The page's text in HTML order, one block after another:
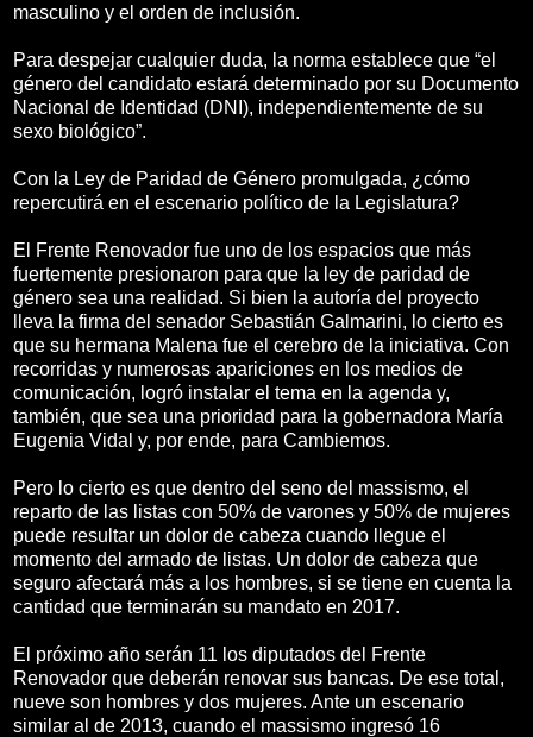
masculino y el orden de inclusión.
Para despejar cualquier duda, la norma establece que “el
género del candidato estará determinado por su Documento
Nacional de Identidad (DNI), independientemente de su
sexo biológico”.
Con la Ley de Paridad de Género promulgada, ¿cómo
repercutirá en el escenario político de la Legislatura?
El Frente Renovador fue uno de los espacios que más
fuertemente presionaron para que la ley de paridad de
género sea una realidad. Si bien la autoría del proyecto
lleva la firma del senador Sebastián Galmarini, lo cierto es
que su hermana Malena fue el cerebro de la iniciativa. Con
recorridas y numerosas apariciones en los medios de
comunicación, logró instalar el tema en la agenda y,
también, que sea una prioridad para la gobernadora María
Eugenia Vidal y, por ende, para Cambiemos.
Pero lo cierto es que dentro del seno del massismo, el
reparto de las listas con 50% de varones y 50% de mujeres
puede resultar un dolor de cabeza cuando llegue el
momento del armado de listas. Un dolor de cabeza que
seguro afectará más a los hombres, si se tiene en cuenta la
cantidad que terminarán su mandato en 2017.
El próximo año serán 11 los diputados del Frente
Renovador que deberán renovar sus bancas. De ese total,
nueve son hombres y dos mujeres. Ante un escenario
similar al de 2013, cuando el massismo ingresó 16